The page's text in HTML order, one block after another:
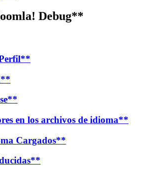
Debug**
en los archivos de idioma**
Cargados**